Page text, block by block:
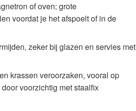
of oven; grote
voordat je het afspoelt of in de
zeker bij glazen en servies met
krassen veroorzaken, vooral op
voorzichtig met staalfix